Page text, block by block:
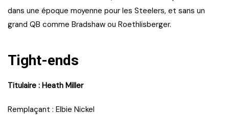
dans une époque moyenne pour les Steelers, et sans un
grand QB comme Bradshaw ou Roethlisberger.
Tight-ends
Titulaire : Heath Miller
Remplaçant : Elbie Nickel